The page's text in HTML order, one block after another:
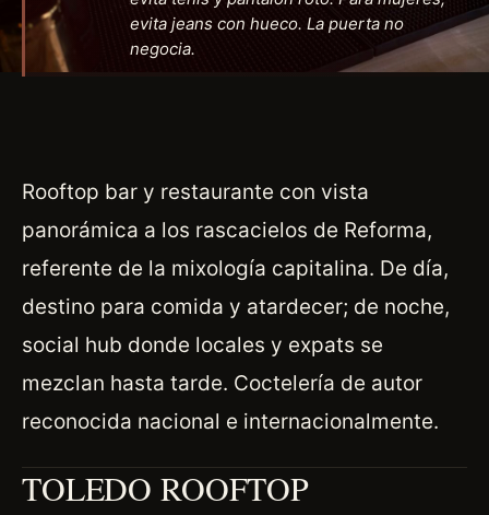
evita jeans con hueco. La puerta no
negocia.
Rooftop bar y restaurante con vista
panorámica a los rascacielos de Reforma,
referente de la mixología capitalina. De día,
destino para comida y atardecer; de noche,
social hub donde locales y expats se
mezclan hasta tarde. Coctelería de autor
reconocida nacional e internacionalmente.
TOLEDO ROOFTOP